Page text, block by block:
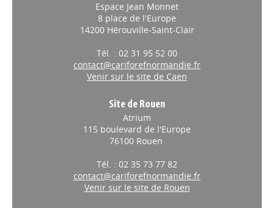
Espace Jean Monnet
8 place de l'Europe
14200 Hérouville-Saint-Clair
Tél. : 02 31 95 52 00
contact@cariforefnormandie.fr
Venir sur le site de Caen
Site de Rouen
Atrium
115 boulevard de l'Europe
76100 Rouen
Tél. : 02 35 73 77 82
contact@cariforefnormandie.fr
Venir sur le site de Rouen